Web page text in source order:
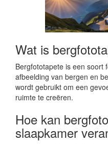
Wat is
Bergfototapete is een soort
afbeelding van bergen en
wordt gebruikt om een
ruimte te creëren.
Hoe kan
slaapkamer